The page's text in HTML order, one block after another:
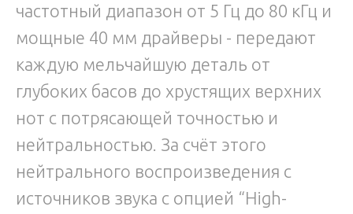
частотный диапазон от 5 Гц до 80 кГц и
мощные 40 мм драйверы - передают
каждую мельчайшую деталь от
глубоких басов до хрустящих верхних
нот с потрясающей точностью и
нейтральностью. За счёт этого
нейтрального воспроизведения с
источников звука с опцией “High-